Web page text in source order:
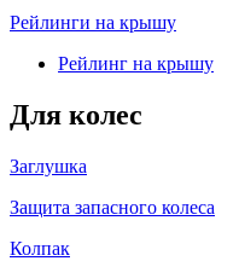
Рейлинги на крышу
Рейлинг на крышу
Для колес
Заглушка
Защита запасного колеса
Колпак